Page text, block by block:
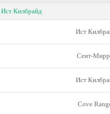
Ист Килбрайд
Ист
Сент-
Ист
Cove